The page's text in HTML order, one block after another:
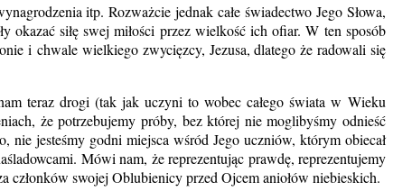
itp. Rozważcie jednak całe świadectwo Jego Słowa,
okazać siłę swej miłości przez wielkość ich ofiar. W ten sposób
i chwale wielkiego zwycięzcy, Jezusa, dlatego że radowali się
teraz drogi (tak jak uczyni to wobec całego świata w Wieku
że potrzebujemy próby, bez której nie moglibyśmy odnieść
jesteśmy godni miejsca wśród Jego uczniów, którym obiecał
Mówi nam, że reprezentując prawdę, reprezentujemy
członków swojej Oblubienicy przed Ojcem aniołów niebieskich.